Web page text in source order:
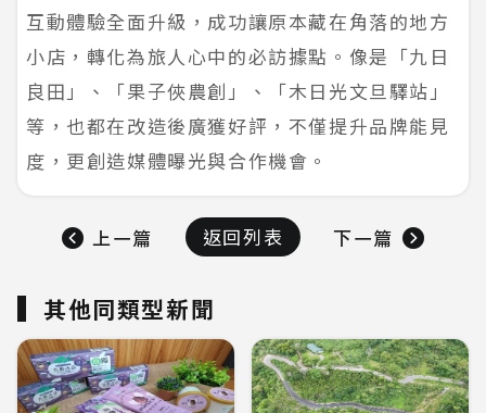
互動體驗全面升級，成功讓原本藏在角落的地方
小店，轉化為旅人心中的必訪據點。像是「九日
良田」、「果子俠農創」、「木日光文旦驛站」
等，也都在改造後廣獲好評，不僅提升品牌能見
度，更創造媒體曝光與合作機會。
上一篇 返回列表 下一篇
其他同類型新聞